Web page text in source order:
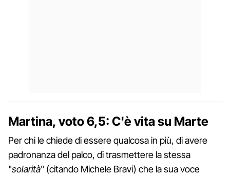
Martina, voto 6,5: C'è vita su Marte
Per chi le chiede di essere qualcosa in più, di avere
padronanza del palco, di trasmettere la stessa
"solarità" (citando Michele Bravi) che la sua voce